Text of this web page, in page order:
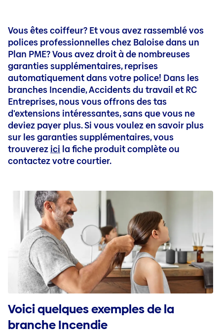
Assurance accidents du travail
CPTI (Convention de Pension pour Travailleurs
EIP pour Salariés
EIP Dirigeants d'Entreprise Indépendants
Investir comme entreprise
Investir en tant qu'entreprise I Invest 26
Investir en tant qu'entreprise | Invest 26 Fix
Incapacité de travail
Incapacité de travail indépendant
Incapacité de travail dirigeant d’entreprise
Incapacité de travail assurance chiffre d'affaires
Assurance Décès Dirigeant d'Entreprise privé
Assurance Décès dirigeant d'entreprise société
Plus d'infos
Épargner et protéger: assurez aussi l'irremplaçable
Épargner pour votre pension en tant
Contact & Service
Jobs
Vous êtes coiffeur? Et vous avez rassemblé vos
polices professionnelles chez Baloise dans un
Plan PME? Vous avez droit à de nombreuses
garanties supplémentaires, reprises
automatiquement dans votre police! Dans les
branches Incendie, Accidents du travail et RC
Entreprises, nous vous offrons des tas
d'extensions intéressantes, sans que vous ne
deviez payer plus.Si vous voulez en savoir plus
sur les garanties supplémentaires, vous
trouverez ici la fiche produit complète ou
contactez votre courtier.
Voici quelques exemples de la
branche Incendie